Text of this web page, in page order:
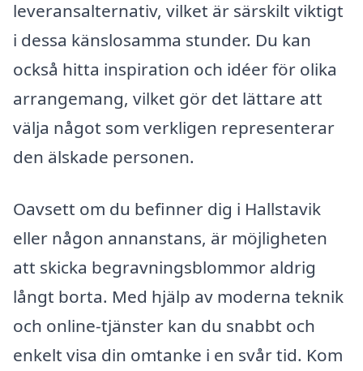
leveransalternativ, vilket är särskilt viktigt
i dessa känslosamma stunder. Du kan
också hitta inspiration och idéer för olika
arrangemang, vilket gör det lättare att
välja något som verkligen representerar
den älskade personen.
Oavsett om du befinner dig i Hallstavik
eller någon annanstans, är möjligheten
att skicka begravningsblommor aldrig
långt borta. Med hjälp av moderna teknik
och online-tjänster kan du snabbt och
enkelt visa din omtanke i en svår tid. Kom